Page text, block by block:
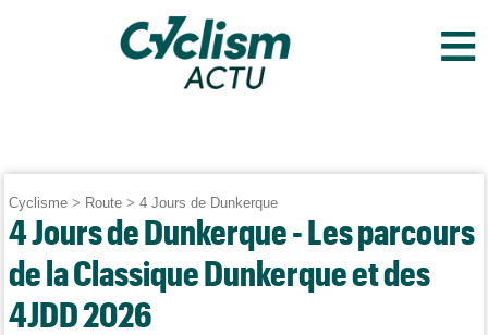
≡
Cyclisme > Route >4 Jours de Dunkerque
4 Jours de Dunkerque - Les parcours
de la Classique Dunkerque et des
4JDD 2026